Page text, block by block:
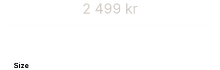
2 499 kr
Size